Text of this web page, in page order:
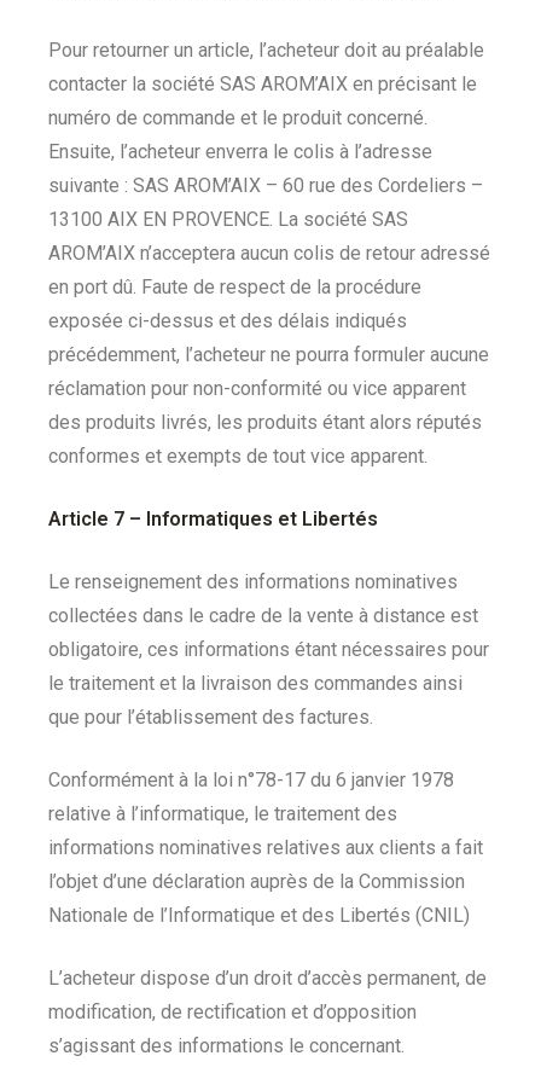
Pour retourner un article, l’acheteur doit au préalable
contacter la société SAS AROM’AIX en précisant le
numéro de commande et le produit concerné.
Ensuite, l’acheteur enverra le colis à l’adresse
suivante : SAS AROM’AIX – 60 rue des Cordeliers –
13100 AIX EN PROVENCE. La société SAS
AROM’AIX n’acceptera aucun colis de retour adressé
en port dû. Faute de respect de la procédure
exposée ci-dessus et des délais indiqués
précédemment, l’acheteur ne pourra formuler aucune
réclamation pour non-conformité ou vice apparent
des produits livrés, les produits étant alors réputés
conformes et exempts de tout vice apparent.
Article 7 – Informatiques et Libertés
Le renseignement des informations nominatives
collectées dans le cadre de la vente à distance est
obligatoire, ces informations étant nécessaires pour
le traitement et la livraison des commandes ainsi
que pour l’établissement des factures.
Conformément à la loi n°78-17 du 6 janvier 1978
relative à l’informatique, le traitement des
informations nominatives relatives aux clients a fait
l’objet d’une déclaration auprès de la Commission
Nationale de l’Informatique et des Libertés (CNIL)
L’acheteur dispose d’un droit d’accès permanent, de
modification, de rectification et d’opposition
s’agissant des informations le concernant.